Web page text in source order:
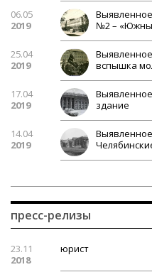
06.05
2019
№2 –
25.04
2019
вспышка
17.04
2019
здание
14.04
2019
пресс-релизы
23.11
2018
юрист